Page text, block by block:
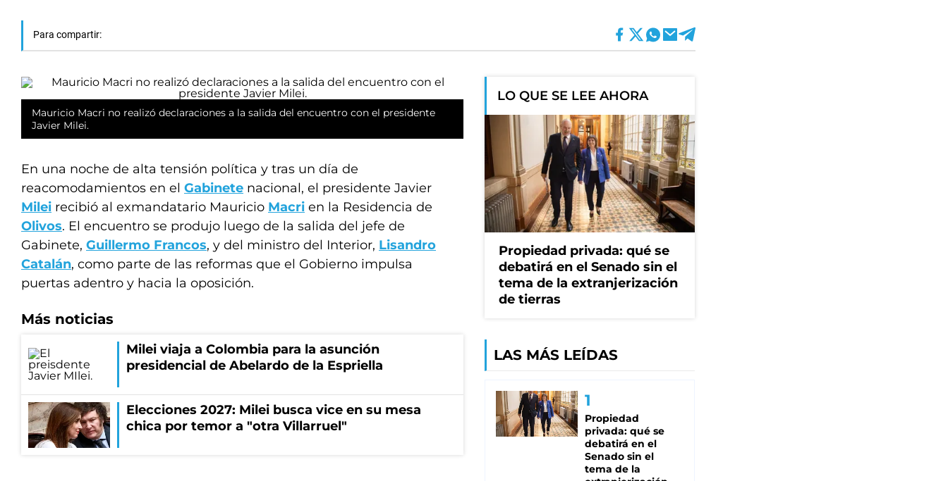
Para compartir:
Mauricio Macri no realizó declaraciones a la salida del encuentro con el presidente
Javier Milei.
En una noche de alta tensión política y tras un día de
reacomodamientos en el Gabinete nacional, el presidente Javier
Milei recibió al exmandatario Mauricio Macri en la Residencia de
Olivos. El encuentro se produjo luego de la salida del jefe de
Gabinete, Guillermo Francos, y del ministro del Interior, Lisandro
Catalán, como parte de las reformas que el Gobierno impulsa
puertas adentro y hacia la oposición.
Más noticias
Milei viaja a Colombia para la asunción
presidencial de Abelardo de la Espriella
Elecciones 2027: Milei busca vice en su mesa
chica por temor a "otra Villarruel"
LO QUE SE LEE AHORA
Propiedad privada: qué se
debatirá en el Senado sin el
tema de la extranjerización
de tierras
LAS MÁS LEÍDAS
Propiedad
privada: qué se
debatirá en el
Senado sin el
tema de la